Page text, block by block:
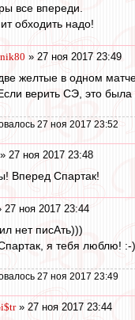
все впереди.
обходить надо!
» 27 ноя 2017 23:49
две желтые в одном
верить СЭ, это
27 ноя 2017 23:52
» 27 ноя 2017 23:48
Вперед Спартак!
27 ноя 2017 23:44
нет писАть)))
я тебя люблю! :-)
27 ноя 2017 23:49
» 27 ноя 2017 23:44